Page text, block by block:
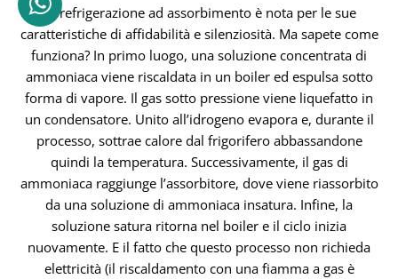
La refrigerazione ad assorbimento è nota per le sue
caratteristiche di affidabilità e silenziosità. Ma sapete come
funziona? In primo luogo, una soluzione concentrata di
ammoniaca viene riscaldata in un boiler ed espulsa sotto
forma di vapore. Il gas sotto pressione viene liquefatto in
un condensatore. Unito all’idrogeno evapora e, durante il
processo, sottrae calore dal frigorifero abbassandone
quindi la temperatura. Successivamente, il gas di
ammoniaca raggiunge l’assorbitore, dove viene riassorbito
da una soluzione di ammoniaca insatura. Infine, la
soluzione satura ritorna nel boiler e il ciclo inizia
nuovamente. E il fatto che questo processo non richieda
elettricità (il riscaldamento con una fiamma a gas è